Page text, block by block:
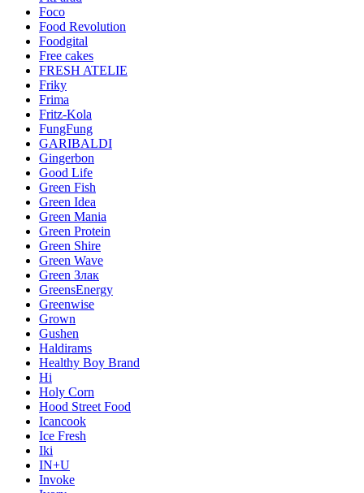
Foco
Food Revolution
Foodgital
Free cakes
FRESH ATELIE
Friky
Frima
Fritz-Kola
FungFung
GARIBALDI
Gingerbon
Good Life
Green Fish
Green Idea
Green Mania
Green Protein
Green Shire
Green Wave
Green Злак
GreensEnergy
Greenwise
Grown
Gushen
Haldirams
Healthy Boy Brand
Hi
Holy Corn
Hood Street Food
Icancook
Ice Fresh
Iki
IN+U
Invoke